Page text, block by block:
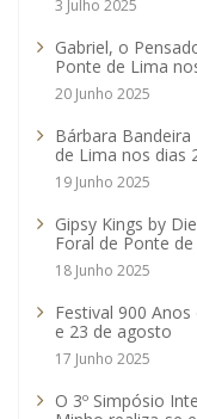
3 Julho 2025
Gabriel, o
Ponte de Lima
20 Junho 2025
Bárbara
de Lima nos dias
19 Junho 2025
Gipsy Kings by
Foral de Ponte
18 Junho 2025
Festival 900
e 23 de agosto
17 Junho 2025
O 3º Simpósio